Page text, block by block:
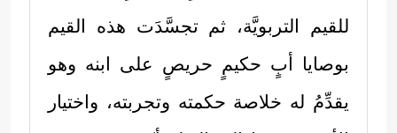
للقيم التربويَّة، ثم تجسَّدَت هذه القيم
بوصايا أبٍ حكيمٍ حريصٍ على ابنه وهو
يقدِّمُ له خلاصة حكمته وتجربته، واختيار